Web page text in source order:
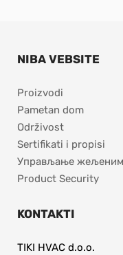
NIBA VEBSITE
Proizvodi
Pametan dom
Održivost
Sertifikati i propisi
Управљање жељеним
Product Security
KONTAKTI
TIKI HVAC d.o.o.